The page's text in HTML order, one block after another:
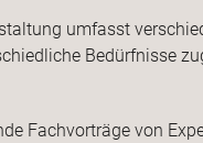
umfasst
Bedürfnisse
Fachvorträge von